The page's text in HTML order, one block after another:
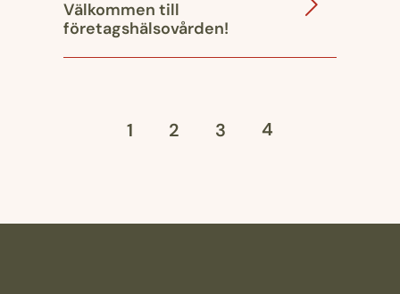
Välkommen till
företagshälsovården!
1 2 3 4